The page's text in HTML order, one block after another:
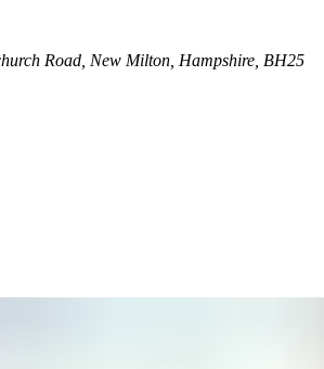
Road, New Milton, Hampshire, BH25